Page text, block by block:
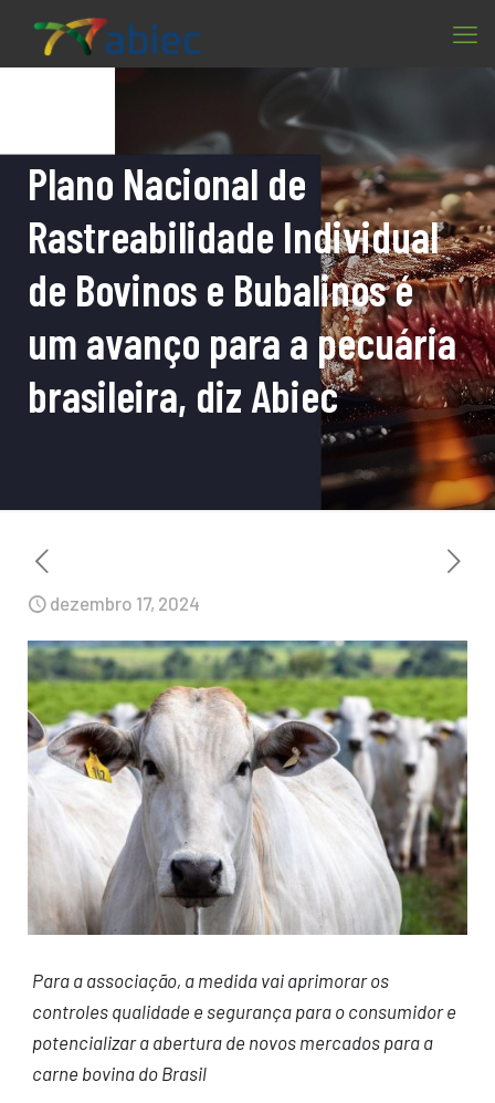
Plano Nacional de
Rastreabilidade Individual
de Bovinos e Bubalinos é
um avanço para a pecuária
brasileira, diz Abiec
dezembro 17, 2024
Para a associação, a medida vai aprimorar os
controles qualidade e segurança para o consumidor e
potencializar a abertura de novos mercados para a
carne bovina do Brasil